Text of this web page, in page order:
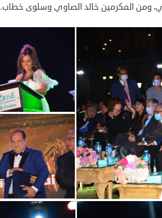
ومن المكرمين خالد الصاوي وسلوى خطاب.